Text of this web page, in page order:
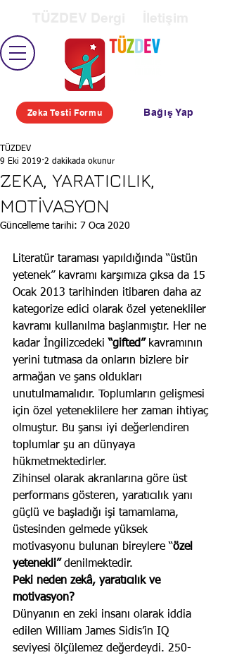
Zeka Testi Formu Bağış Yap
ZEKA, YARATICILIK,
MOTİVASYON
TÜZDEV
9 Eki 2019 2 dakikada okunur
Güncelleme tarihi: 7 Oca 2020
Literatür taraması yapıldığında “üstün
yetenek” kavramı karşımıza çıksa da 15
Ocak 2013 tarihinden itibaren daha az
kategorize edici olarak özel yetenekliler
kavramı kullanılma başlanmıştır. Her ne
kadar İngilizcedeki “gifted” kavramının
yerini tutmasa da onların bizlere bir
armağan ve şans oldukları
unutulmamalıdır. Toplumların gelişmesi
için özel yeteneklilere her zaman ihtiyaç
olmuştur. Bu şansı iyi değerlendiren
toplumlar şu an dünyaya
hükmetmektedirler.
Zihinsel olarak akranlarına göre üst
performans gösteren, yaratıcılık yanı
güçlü ve başladığı işi tamamlama,
üstesinden gelmede yüksek
motivasyonu bulunan bireylere “özel
yetenekli” denilmektedir.
Peki neden zekâ, yaratıcılık ve
motivasyon?
Dünyanın en zeki insanı olarak iddia
edilen William James Sidis’in IQ
seviyesi ölçülemez değerdeydi. 250-